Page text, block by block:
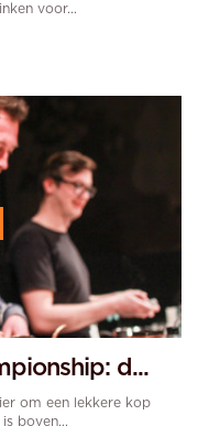
voor...
d...
om een lekkere kop
boven...